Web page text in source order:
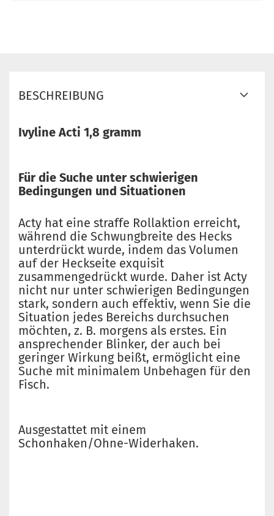
BESCHREIBUNG
Ivyline Acti 1,8 gramm
Für die Suche unter schwierigen
Bedingungen und Situationen
Acty hat eine straffe Rollaktion erreicht,
während die Schwungbreite des Hecks
unterdrückt wurde, indem das Volumen
auf der Heckseite exquisit
zusammengedrückt wurde. Daher ist Acty
nicht nur unter schwierigen Bedingungen
stark, sondern auch effektiv, wenn Sie die
Situation jedes Bereichs durchsuchen
möchten, z. B. morgens als erstes. Ein
ansprechender Blinker, der auch bei
geringer Wirkung beißt, ermöglicht eine
Suche mit minimalem Unbehagen für den
Fisch.
Ausgestattet mit einem
Schonhaken/Ohne-Widerhaken.